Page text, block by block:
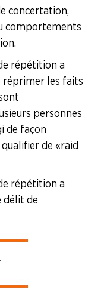
concertation,
comportements
répétition a
les faits
personnes
de façon
de « raid
répétition a
délit de